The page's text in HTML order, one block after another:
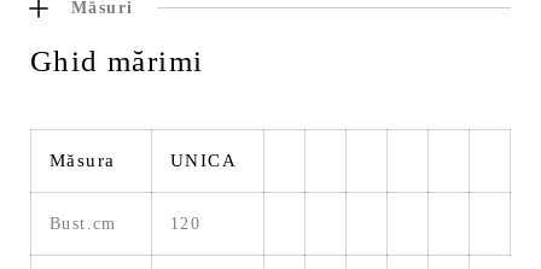
Măsuri
Ghid mărimi
Măsura UNICA
Bust.cm 120